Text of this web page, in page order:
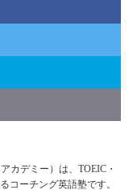
カデミー）は、TOEIC・
コーチング英語塾です。